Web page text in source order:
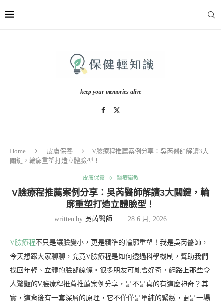
keep your memories alive
Home 皮膚保養
V臉療程推薦案例分享：吳芮醫師解讀3大
關鍵，輪廓重塑打造立體臉型！
皮膚保養 醫療衛教
V臉療程推薦案例分享：吳芮醫師解讀3大關鍵，輪
廓重塑打造立體臉型！
written by 吳芮醫師 28 6 月, 2026
V臉療程不只是讓臉變小，更是精準的輪廓重塑！我是吳芮醫師，
今天想跟大家聊聊，究竟V臉療程是如何透過科學機制，幫助我們
找回年輕、立體的臉部線條。很多朋友可能會好奇，網路上那些令
人驚豔的V臉療程推薦推薦案例分享，是不是真的有這麼神奇？其
實，這背後有一套深層的原理，它不僅僅是單純的緊緻，更是一場